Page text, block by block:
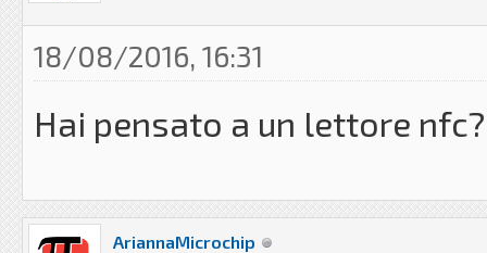
18/08/2016, 16:31
Hai pensato a un lettore nfc?
AriannaMicrochip